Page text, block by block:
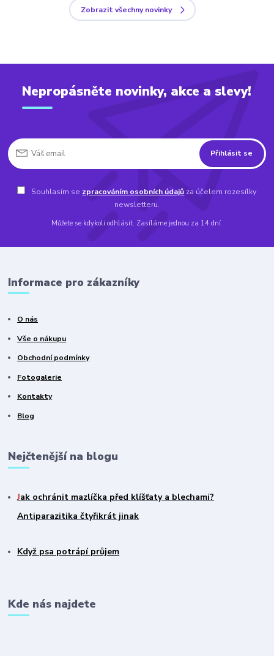
Zobrazit všechny novinky
Nepropásněte novinky, akce a slevy!
Přihlásit se
Souhlasím se zpracováním osobních údajů za účelem rozesílky
newsletteru.
Můžete se kdykoli odhlásit. Zasíláme jednou za 14 dní.
Informace pro zákazníky
O nás
Vše o nákupu
Obchodní podmínky
Fotogalerie
Kontakty
Blog
Nejčtenější na blogu
Jak ochránit mazlíčka před klíšťaty a blechami?
Antiparazitika čtyřikrát jinak
Když psa potrápí průjem
Kde nás najdete